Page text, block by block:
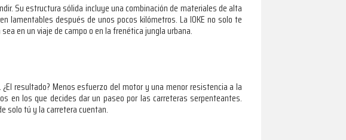
Su estructura sólida incluye una combinación de materiales de alta
después de unos pocos kilómetros. La IOKE no solo te
en un viaje de campo o en la frenética jungla urbana.
resultado? Menos esfuerzo del motor y una menor resistencia a la
en los que decides dar un paseo por las carreteras serpenteantes.
solo tú y la carretera cuentan.